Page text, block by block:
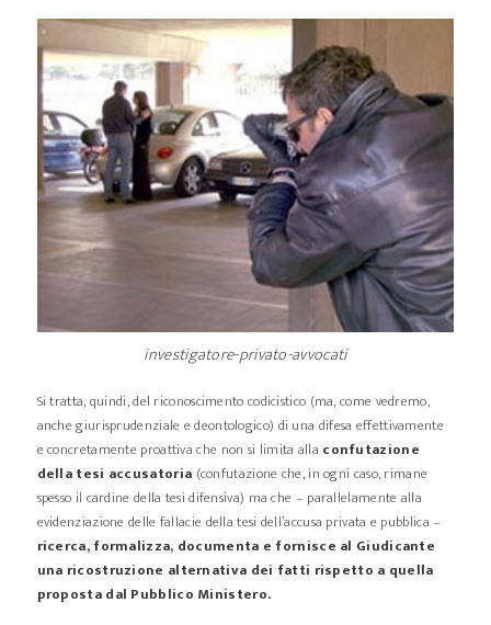
investigatore-privato-avvocati
Si tratta, quindi, del riconoscimento codicistico (ma, come vedremo,
anche giurisprudenziale e deontologico) di una difesa effettivamente
e concretamente proattiva che non si limita alla confutazione
della tesi accusatoria (confutazione che, in ogni caso, rimane
spesso il cardine della tesi difensiva) ma che – parallelamente alla
evidenziazione delle fallacie della tesi dell’accusa privata e pubblica –
ricerca, formalizza, documenta e fornisce al Giudicante
una ricostruzione alternativa dei fatti rispetto a quella
proposta dal Pubblico Ministero.